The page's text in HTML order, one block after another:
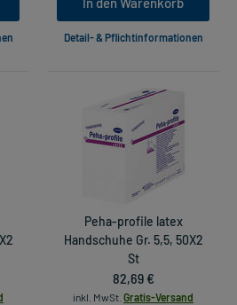
Detail- & Pflichtinformationen
Peha-profile latex
Handschuhe Gr. 5,5, 50X2
St
82,69 €
inkl. MwSt. Gratis-Versand